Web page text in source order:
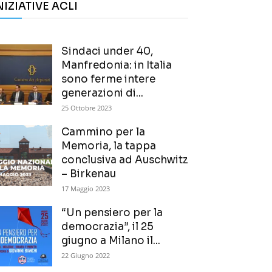
ACLI
Sindaci under 40,
Manfredonia: in Italia
sono ferme intere
generazioni di...
25 Ottobre 2023
Cammino per la
Memoria, la tappa
conclusiva ad Auschwitz
– Birkenau
17 Maggio 2023
“Un pensiero per la
democrazia”, il 25
giugno a Milano il...
22 Giugno 2022